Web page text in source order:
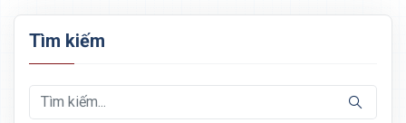
Tìm kiếm